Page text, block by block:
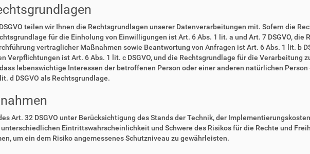
teilen wir Ihnen die Rechtsgrundlagen unserer Datenverarbeitungen mit. Sofern die
für die Einholung von Einwilligungen ist Art. 6 Abs. 1 lit. a und Art. 7 DSGVO,
vertraglicher Maßnahmen sowie Beantwortung von Anfragen ist Art. 6 Abs. 1 lit. b
Verpflichtungen ist Art. 6 Abs. 1 lit. c DSGVO, und die Rechtsgrundlage für die Verarbeitung
dass lebenswichtige Interessen der betroffenen Person oder einer anderen natürlichen
d DSGVO als Rechtsgrundlage.
Art. 32 DSGVO unter Berücksichtigung des Stands der Technik, der
Eintrittswahrscheinlichkeit und Schwere des Risikos für die Rechte und
um ein dem Risiko angemessenes Schutzniveau zu gewährleisten.